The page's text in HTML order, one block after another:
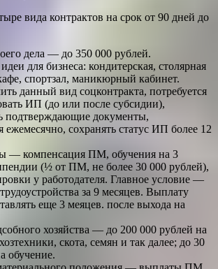
вида контрактов на срок от 90 дней до
дела — до 350 000 рублей.
для бизнеса: кондитерская, столярная
спортзал, маникюрный кабинет.
данный вид соцконтракта, потребуется
ИП (до или после субсидии),
подтверждающие документы,
ежемесячно, сохранять статус ИП более 12
— компенсация ПМ, обучения на 3
(½ от ПМ, не более 30 000 рублей),
у работодателя. Главное условие —
за 9 месяцев. Выплату
еще 3 меяцев. после выхода на
хозяйства — до 200 000 рублей на
скота, семян и так далее; до 30
обучение.